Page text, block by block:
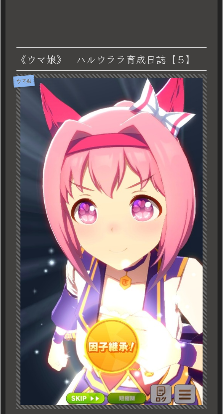
《ウマ娘》 ハルウララ育成日誌【５】
ウマ娘